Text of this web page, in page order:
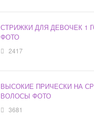
СТРИЖКИ ДЛЯ ДЕВОЧЕК 1
ФОТО
2417
ВЫСОКИЕ ПРИЧЕСКИ НА
ВОЛОСЫ ФОТО
3681